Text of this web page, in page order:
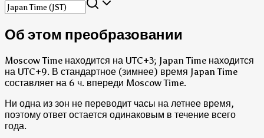
Об этом преобразовании
Moscow Time находится на UTC+3; Japan Time находится
на UTC+9. В стандартное (зимнее) время Japan Time
составляет на 6 ч. впереди Moscow Time.
Ни одна из зон не переводит часы на летнее время,
поэтому ответ остается одинаковым в течение всего
года.